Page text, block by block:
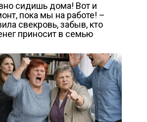
сидишь дома! Вот и
пока мы на работе! –
свекровь, забыв, кто
приносит в семью